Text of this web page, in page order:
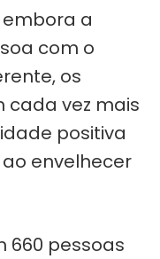
a
com o
os
cada vez mais
positiva
envelhecer
660 pessoas